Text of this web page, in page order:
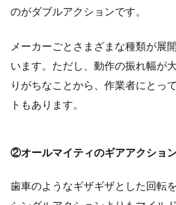
【ポリッシャ
選び方＆おす
用意したい道
のがダブルアクションです。
メーカーごとさまざまな種類が展
います。ただし、動作の振れ幅が
りがちなことから、作業者にとっ
トもあります。
②オールマイティのギアアクショ
歯車のようなギザギザとした回転